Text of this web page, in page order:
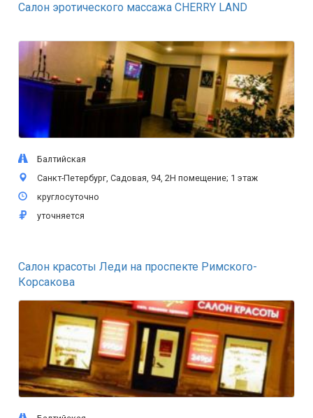
Салон эротического массажа CHERRY LAND
Балтийская
Санкт-Петербург, Садовая, 94, 2Н помещение; 1 этаж
круглосуточно
уточняется
Салон красоты Леди на проспекте Римского-
Корсакова